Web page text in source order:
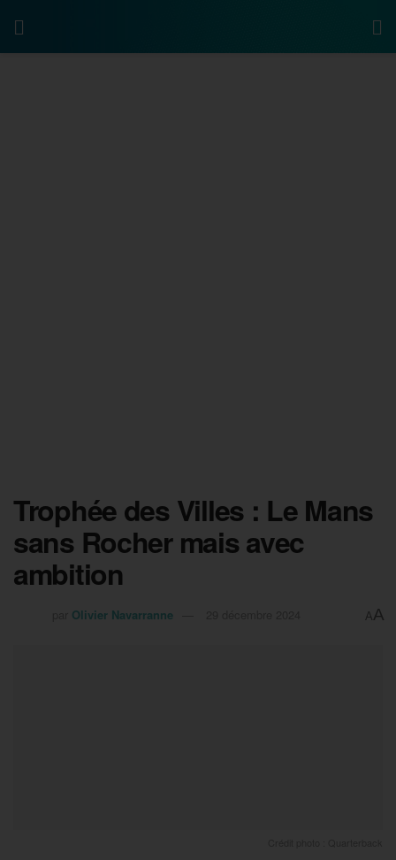
Trophée des Villes : Le Mans
sans Rocher mais avec
ambition
Olivier Navarranne AA